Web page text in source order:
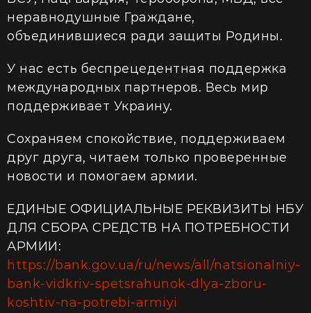
неравнодушные Граждане,
объединившиеся ради защиты Родины.
У нас есть беспрецедентная поддержка
международных партнеров. Весь мир
поддерживает Украину.
Сохраняем спокойствие, поддерживаем
друг друга, читаем только проверенные
новости и помогаем армии.
ЕДИНЫЕ ОФИЦИАЛЬНЫЕ РЕКВИЗИТЫ НБУ
ДЛЯ СБОРА СРЕДСТВ НА ПОТРЕБНОСТИ
АРМИИ:
https://bank.gov.ua/ru/news/all/natsionalniy-
bank-vidkriv-spetsrahunok-dlya-zboru-
koshtiv-na-potrebi-armiyi